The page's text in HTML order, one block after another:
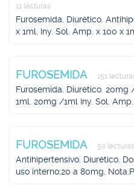
11 lecturas
Furosemida. Diurético.
x 1ml. Iny. Sol. Amp. x 100 x
FUROSEMIDA 151
Furosemida. Diurético. 20mg
1ml. 20mg /1ml Iny. Sol. Amp.
FUROSEMIDA 50 lecturas
Antihipertensivo. Diurético.
uso interno:20 a 80mg.